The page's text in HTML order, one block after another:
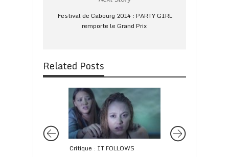
Festival de Cabourg 2014 : PARTY GIRL
remporte le Grand Prix
Related Posts
Critique : IT FOLLOWS